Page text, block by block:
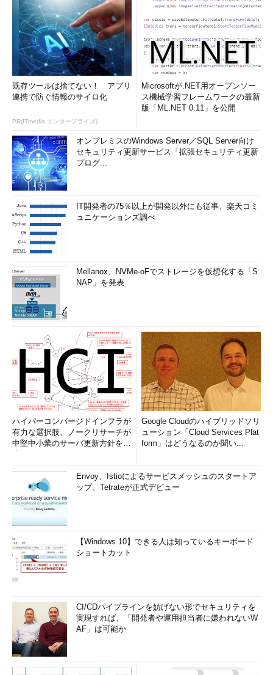
既存ツールは捨てない！ アプリ
連携で防ぐ情報のサイロ化
PR(ITmedia エンタープライズ)
Microsoftが.NET用オープンソー
ス機械学習フレームワークの最新
版「ML.NET 0.11」を公開
オンプレミスのWindows Server／SQL Server向け
セキュリティ更新サービス「拡張セキュリティ更新
プログ...
IT開発者の75％以上が開発以外にも従事、楽天コミ
ュニケーションズ調べ
Mellanox、NVMe-oFでストレージを仮想化する「S
NAP」を発表
ハイパーコンバージドインフラが
有力な選択肢、ノークリサーチが
中堅中小業のサーバ更新方針を調
Google Cloudのハイブリッドソリ
ューション「Cloud Services Plat
form」はどうなるのか聞い...
Envoy、Istioによるサービスメッシュのスタートア
ップ、Tetrateが正式デビュー
【Windows 10】できる人は知っているキーボード
ショートカット
CI/CDパイプラインを妨げない形でセキュリティを
実現すれば、「開発者や運用担当者に嫌われないW
AF」は可能か